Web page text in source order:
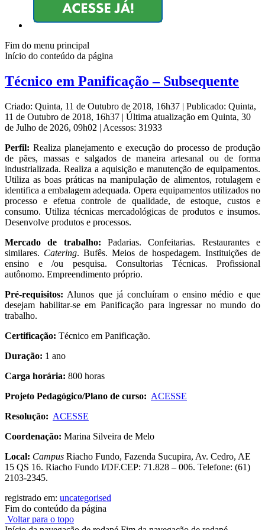
Fim do menu principal
Início do conteúdo da página
Técnico em Panificação – Subsequente
Criado: Quinta, 11 de Outubro de 2018, 16h37 | Publicado: Quinta,
11 de Outubro de 2018, 16h37 | Última atualização em Quinta, 30
de Julho de 2026, 09h02 | Acessos: 31933
Perfil: Realiza planejamento e execução do processo de produção
de pães, massas e salgados de maneira artesanal ou de forma
industrializada. Realiza a aquisição e manutenção de equipamentos.
Utiliza as boas práticas na manipulação de alimentos, rotulagem e
identifica a embalagem adequada. Opera equipamentos utilizados no
processo e efetua controle de qualidade, de estoque, custos e
consumo. Utiliza técnicas mercadológicas de produtos e insumos.
Desenvolve produtos e processos.
Mercado de trabalho: Padarias. Confeitarias. Restaurantes e
similares. Catering. Bufês. Meios de hospedagem. Instituições de
ensino e /ou pesquisa. Consultorias Técnicas. Profissional
autônomo. Empreendimento próprio.
Pré-requisitos: Alunos que já concluíram o ensino médio e que
desejam habilitar-se em Panificação para ingressar no mundo do
trabalho.
Certificação: Técnico em Panificação.
Duração: 1 ano
Carga horária: 800 horas
Projeto Pedagógico/Plano de curso: ACESSE
Resolução: ACESSE
Coordenação: Marina Silveira de Melo
Local: Campus Riacho Fundo, Fazenda Sucupira, Av. Cedro, AE
15 QS 16. Riacho Fundo I/DF.CEP: 71.828 – 006. Telefone: (61)
2103-2345.
registrado em: uncategorised
Fim do conteúdo da página
Voltar para o topo